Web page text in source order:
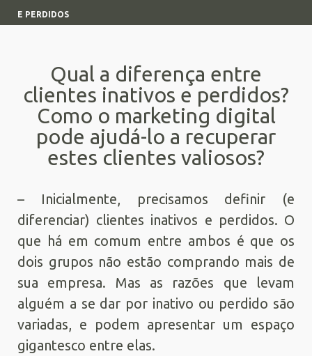
E PERDIDOS
Qual a diferença entre
clientes inativos e perdidos?
Como o marketing digital
pode ajudá-lo a recuperar
estes clientes valiosos?
– Inicialmente, precisamos definir (e
diferenciar) clientes inativos e perdidos. O
que há em comum entre ambos é que os
dois grupos não estão comprando mais de
sua empresa. Mas as razões que levam
alguém a se dar por inativo ou perdido são
variadas, e podem apresentar um espaço
gigantesco entre elas.